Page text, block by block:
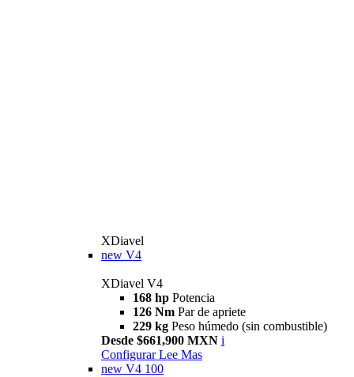
XDiavel
new V4
XDiavel V4
168 hp Potencia
126 Nm Par de apriete
229 kg Peso húmedo (sin combustible)
Desde $661,900 MXN i
Configurar Lee Mas
new V4 100